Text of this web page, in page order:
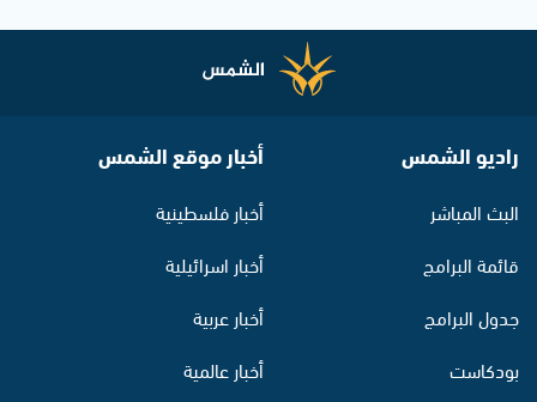
راديو الشمس
البث المباشر
قائمة البرامج
جدول البرامج
بودكاست
أخبار موقع الشمس
أخبار فلسطينية
أخبار اسرائيلية
أخبار عربية
أخبار عالمية